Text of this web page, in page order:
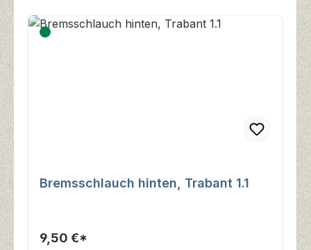
Bremsschlauch hinten, Trabant 1.1
9,50 €*